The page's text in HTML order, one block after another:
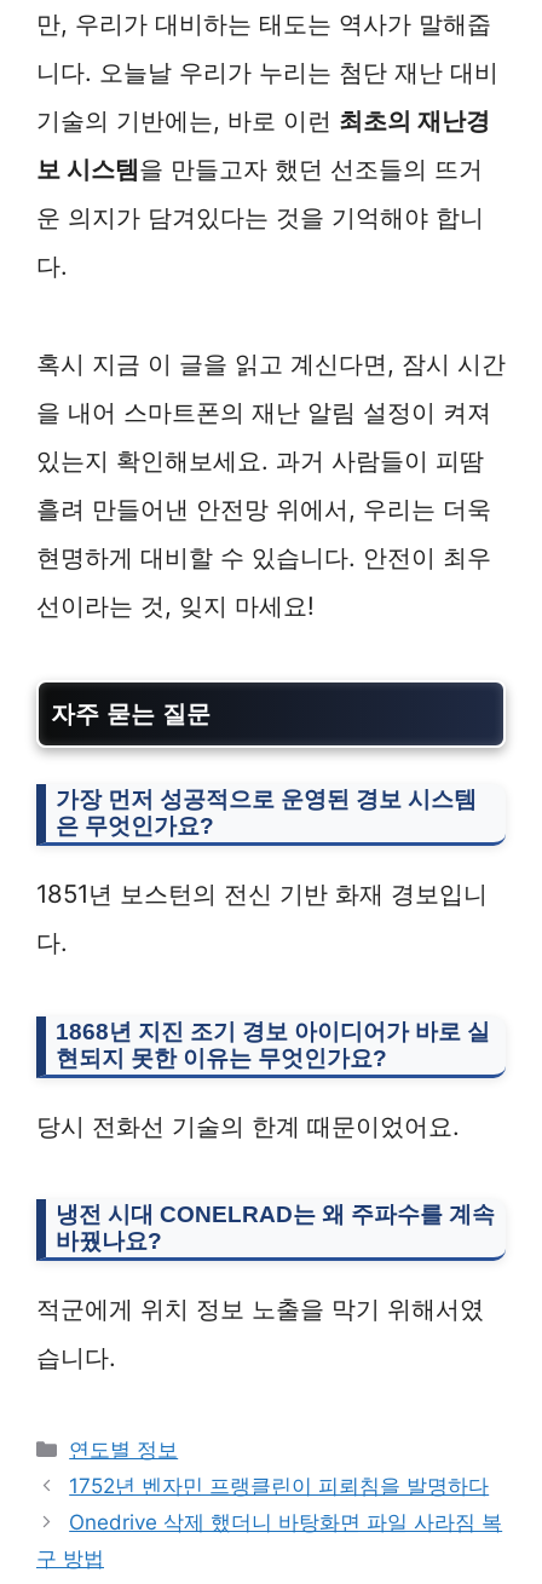
만, 우리가 대비하는 태도는 역사가 말해줍
니다. 오늘날 우리가 누리는 첨단 재난 대비
기술의 기반에는, 바로 이런 최초의 재난경
보 시스템을 만들고자 했던 선조들의 뜨거
운 의지가 담겨있다는 것을 기억해야 합니
다.
혹시 지금 이 글을 읽고 계신다면, 잠시 시간
을 내어 스마트폰의 재난 알림 설정이 켜져
있는지 확인해보세요. 과거 사람들이 피땀
흘려 만들어낸 안전망 위에서, 우리는 더욱
현명하게 대비할 수 있습니다. 안전이 최우
선이라는 것, 잊지 마세요!
자주 묻는 질문
가장 먼저 성공적으로 운영된 경보 시스템
은 무엇인가요?
1851년 보스턴의 전신 기반 화재 경보입니
다.
1868년 지진 조기 경보 아이디어가 바로 실
현되지 못한 이유는 무엇인가요?
당시 전화선 기술의 한계 때문이었어요.
냉전 시대 CONELRAD는 왜 주파수를 계속
바꿨나요?
적군에게 위치 정보 노출을 막기 위해서였
습니다.
Categories
연도별 정보
1752년 벤자민 프랭클린이 피뢰침을 발명하다
Onedrive 삭제 했더니 바탕화면 파일 사라짐 복
구 방법